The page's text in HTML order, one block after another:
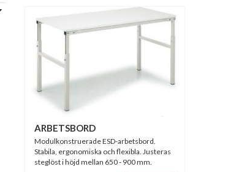
ARBETSBORD
Modulkonstruerade ESD-arbetsbord.
Stabila, ergonomiska och flexibla. Justeras
steglöst i höjd mellan 650 - 900 mm.